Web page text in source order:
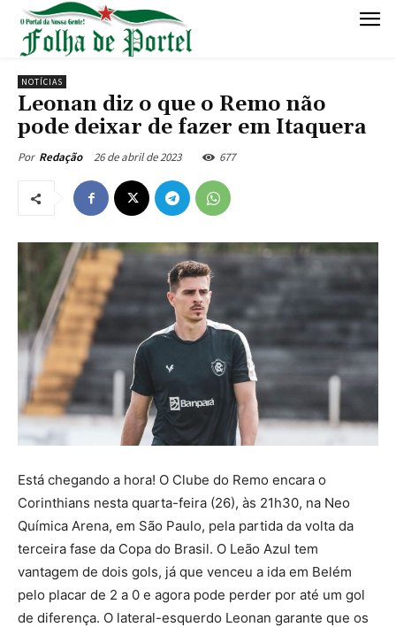
NOTÍCIAS
Leonan diz o que o Remo não
pode deixar de fazer em Itaquera
Por Redação 26 de abril de 2023 677
Está chegando a hora! O Clube do Remo encara o
Corinthians nesta quarta-feira (26), às 21h30, na Neo
Química Arena, em São Paulo, pela partida da volta da
terceira fase da Copa do Brasil. O Leão Azul tem
vantagem de dois gols, já que venceu a ida em Belém
pelo placar de 2 a 0 e agora pode perder por até um gol
de diferença. O lateral-esquerdo Leonan garante que os